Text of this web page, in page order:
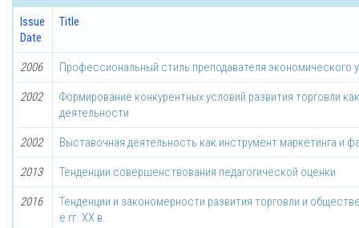
Issue
Date
Title
2006 Профессиональный стиль преподавателя экономического
2002
Формирование конкурентных условий развития торговли
деятельности
2002 Выставочная деятельность как инструмент маркетинга и
2013 Тенденции совершенствования педагогической оценки
2016
Тенденции и закономерности развития торговли и
е гг. ХХ в.